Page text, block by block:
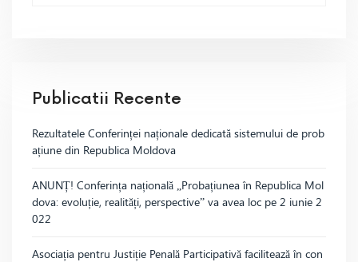
Publicatii Recente
Rezultatele Conferinței naționale dedicată sistemului de prob
ațiune din Republica Moldova
ANUNȚ! Conferința națională „Probațiunea în Republica Mol
dova: evoluție, realități, perspective” va avea loc pe 2 iunie 2
022
Asociația pentru Justiție Penală Participativă facilitează în con